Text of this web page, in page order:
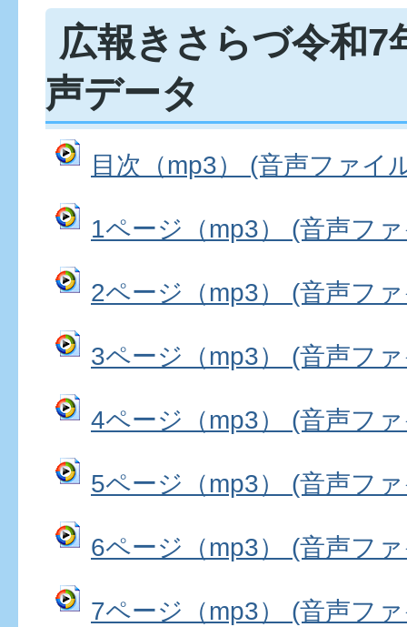
広報きさらづ令和7
声データ
目次（mp3） (音声ファイ
1ページ（mp3） (音声フ
2ページ（mp3） (音声フ
3ページ（mp3） (音声フ
4ページ（mp3） (音声フ
5ページ（mp3） (音声フ
6ページ（mp3） (音声フ
7ページ（mp3） (音声フ